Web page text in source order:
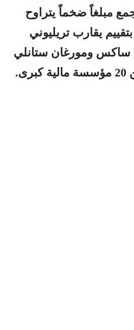
مبلغاً ضخماً يتراوح
دولار بتقييم يقارب تريليوني
ساكس ومورغان ستانلي